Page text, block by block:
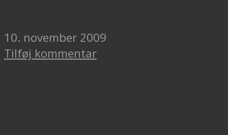
10. november 2009
Tilføj kommentar